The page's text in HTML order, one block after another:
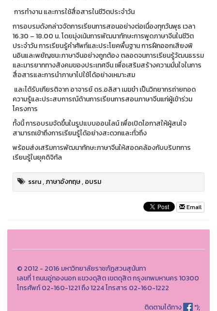
การทำงาน และการใช้สื่อสารในชีวิตประจำวัน
การอบรมดังกล่าวจัดการเรียนการสอนอย่างต่อเนื่องทุกวันพุธ เวลา
16.30 – 18.00 น. โดยมุ่งเน้นการพัฒนาทักษะการพูดภาษาจีนในชีวิต
ประจำวัน การเรียนรู้คำศัพท์และประโยคพื้นฐาน การฝึกออกเสียงพิ
นอินและพยัญชนะภาษาจีนอย่างถูกต้อง ตลอดจนการเรียนรู้วัฒนธรรม
และมารยาททางสังคมของประเทศจีน เพื่อเสริมสร้างความมั่นใจในการ
สื่อสารและการนำภาษาไปใช้ได้อย่างเหมาะสม
และได้รับเกียรติจาก อาจารย์ ดร.อลิสา เมฆขำ เป็นวิทยากรถ่ายทอด
ความรู้และประสบการณ์ด้านการเรียนการสอนภาษาจีนแก่ผู้เข้าร่วม
โครงการ
ทั้งนี้ การอบรมจัดขึ้นในรูปแบบออนไลน์ เพื่อเปิดโอกาสให้ผู้สนใจ
สามารถเข้าถึงการเรียนรู้ได้อย่างสะดวกและทั่วถึง
พร้อมส่งเสริมการพัฒนาทักษะภาษาจีนให้สอดคล้องกับบริบทการ
เรียนรู้ในยุคดิจิทัล
ssru,ภาษาอังกฤษ,อบรม
Email
© 2012 - 2016 มหาวิทยาลัยราชภัฏสวนสุนันทา
เลขที่ 1 ถนนอู่ทองนอก แขวงดุสิต เขตดุสิต กรุงเทพมหานคร 10300
โทรศัพท์ 02-160-1221 ถึง 1224 โทรสาร 02-160-1222
ติดตามได้ทาง
");